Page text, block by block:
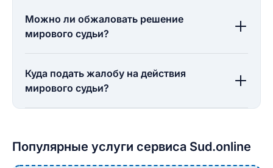
Можно ли обжаловать решение
мирового судьи?
Куда подать жалобу на действия
мирового судьи?
Популярные услуги сервиса Sud.online